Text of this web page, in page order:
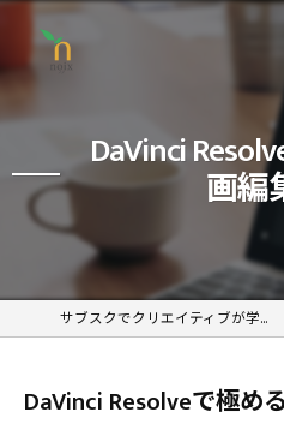
DaVinci
画編
サブスクでクリエイティブが学べるオンラインスクール
DaVinci Resolveで極め